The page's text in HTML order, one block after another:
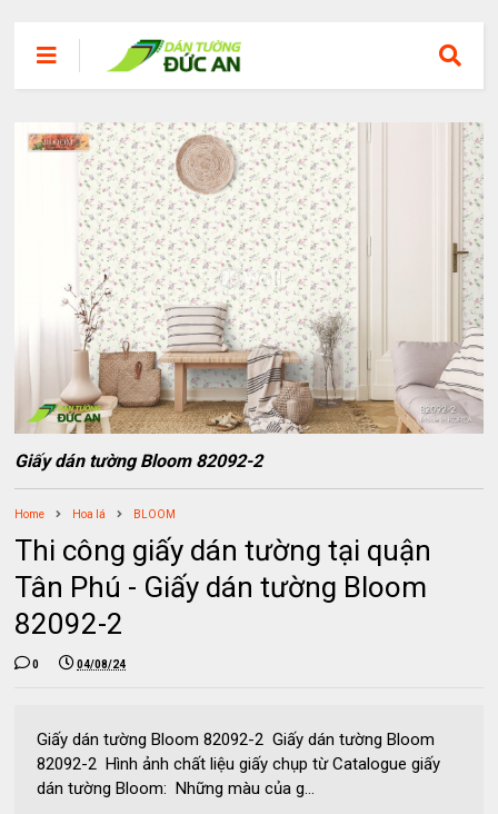
Giấy dán tường Bloom 82092-2
Home Hoa lá BLOOM
Thi công giấy dán tường tại quận
Tân Phú - Giấy dán tường Bloom
82092-2
0 04/08/24
Giấy dán tường Bloom 82092-2 Giấy dán tường Bloom
82092-2 Hình ảnh chất liệu giấy chụp từ Catalogue giấy
dán tường Bloom: Những màu của g...